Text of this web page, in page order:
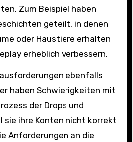
Zum Beispiel haben
geteilt, in denen
oder Haustiere erhalten
erheblich verbessern.
ebenfalls
haben Schwierigkeiten mit
der Drops und
sie ihre Konten nicht korrekt
Anforderungen an die